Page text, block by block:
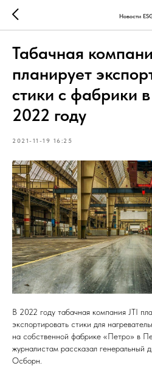
Новости
Табачная
планирует
стики с фабрики
2022 году
2021-11-19 16:25
В 2022 году табачная компания JTI
экспортировать стики для
на собственной фабрике «Петро» в
журналистам рассказал генеральный
Осборн.